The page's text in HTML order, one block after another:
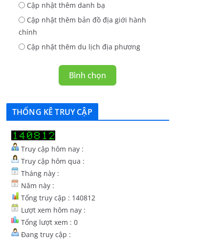
Cập nhật thêm danh bạ
Cập nhật thêm bản đồ địa giới hành
chính
Cập nhật thêm du lịch địa phương
Bình chọn
THỐNG KÊ TRUY CẬP
Truy cập hôm nay :
Truy cập hôm qua :
Tháng này :
Năm này :
Tổng truy cập : 140812
Lượt xem hôm nay :
Tổng lượt xem : 0
Đang truy cập :